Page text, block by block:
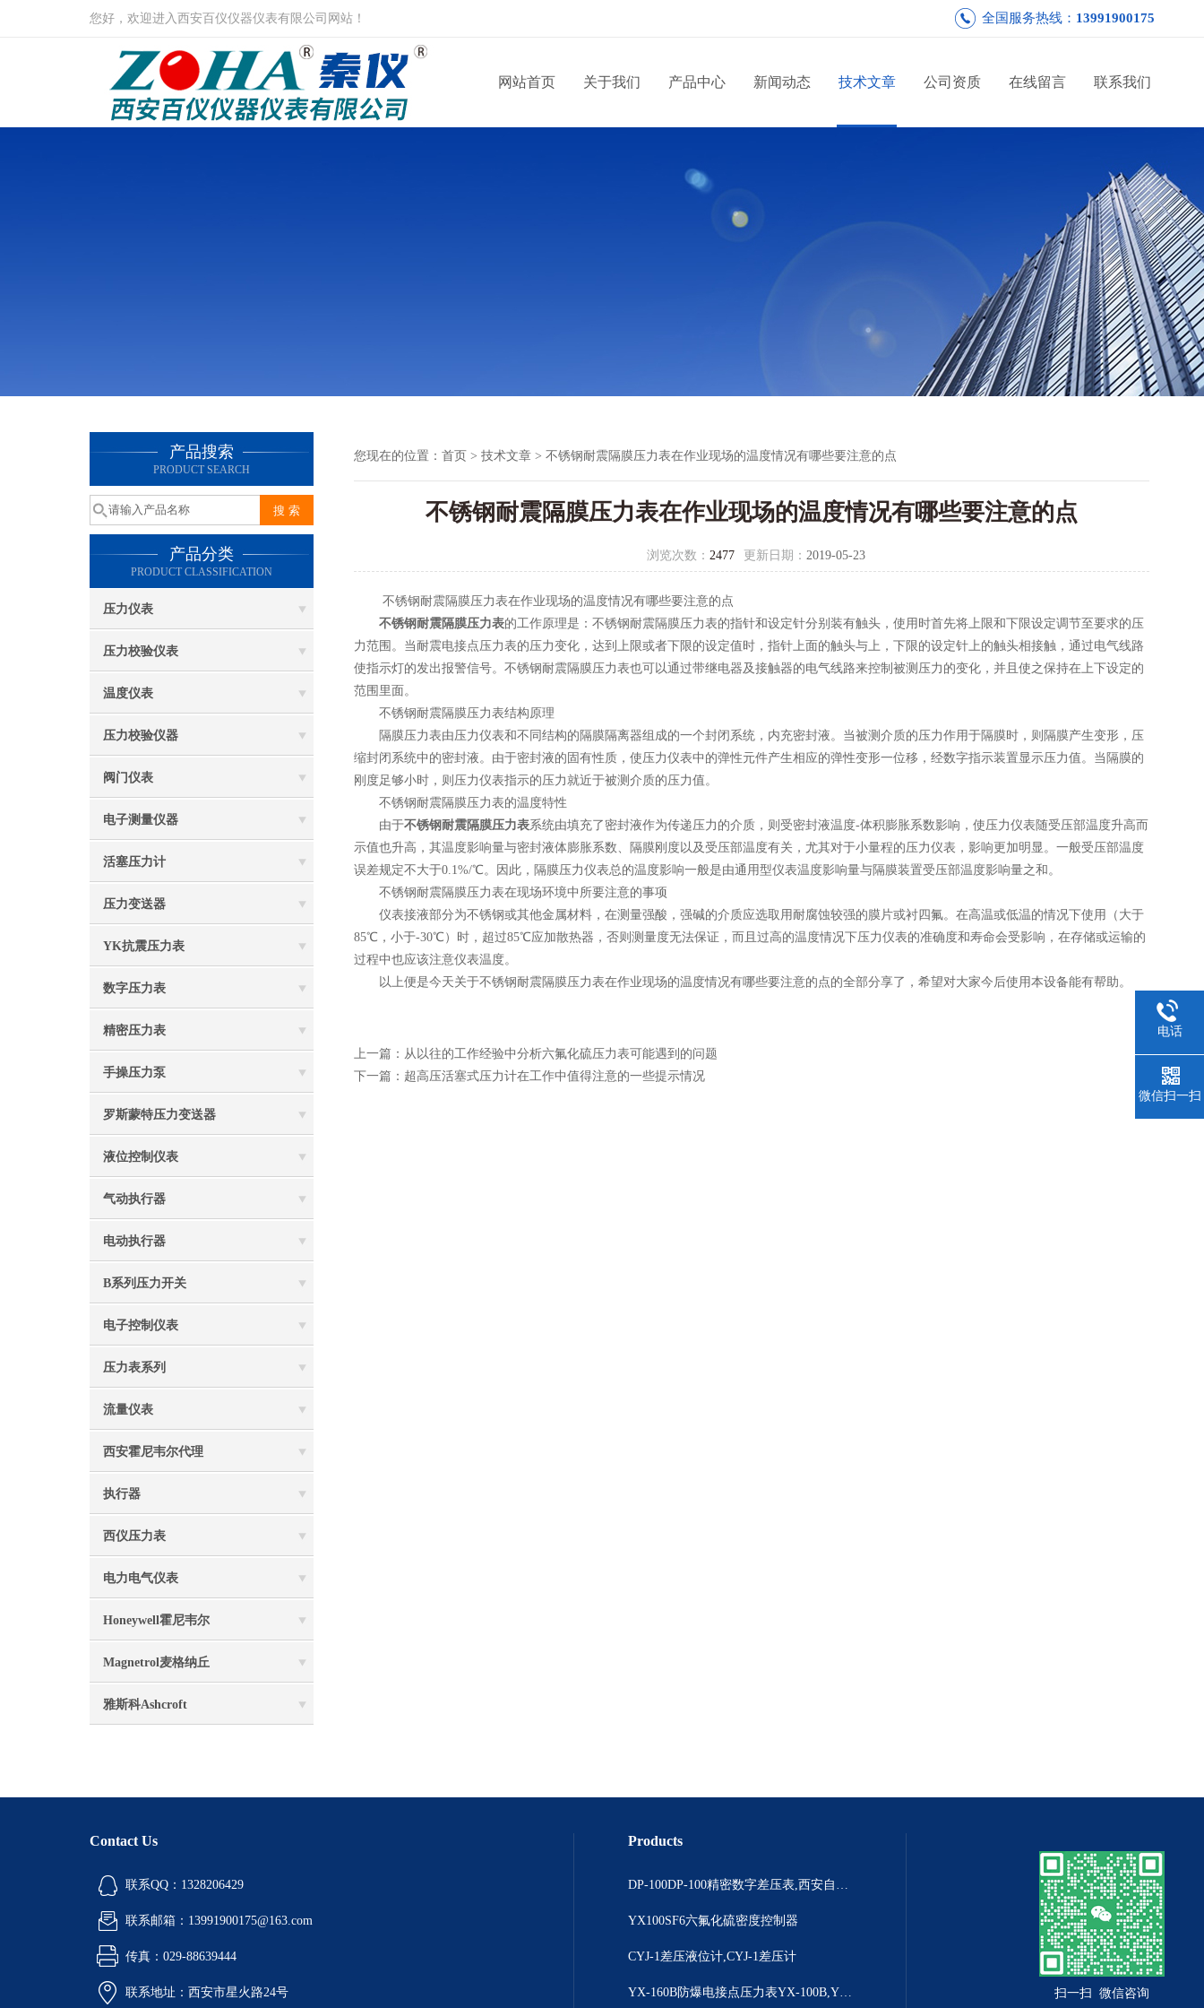
您好，欢迎进入西安百仪仪器仪表有限公司网站！ 全国服务热线： 13991900175
网站首页 关于我们 产品中心 新闻动态 技术文章 公司资质 在线留言 联系我们
产品搜索
PRODUCT SEARCH
产品分类
PRODUCT CLASSIFICATION
压力仪表
压力校验仪表
温度仪表
压力校验仪器
阀门仪表
电子测量仪器
活塞压力计
压力变送器
YK抗震压力表
数字压力表
精密压力表
手操压力泵
罗斯蒙特压力变送器
液位控制仪表
气动执行器
电动执行器
B系列压力开关
电子控制仪表
压力表系列
流量仪表
西安霍尼韦尔代理
执行器
西仪压力表
电力电气仪表
Honeywell霍尼韦尔
Magnetrol麦格纳丘
雅斯科Ashcroft
您现在的位置： 首页 > 技术文章 > 不锈钢耐震隔膜压力表在作业现场的温度情况有哪些要注意的点
不锈钢耐震隔膜压力表在作业现场的温度情况有哪些要注意的点
浏览次数： 2477 更新日期： 2019-05-23
不锈钢耐震隔膜压力表在作业现场的温度情况有哪些要注意的点
不锈钢耐震隔膜压力表的工作原理是：不锈钢耐震隔膜压力表的指针和设定针分别装有触头，使用时首先将上限和下限设定调节至要求的压
力范围。当耐震电接点压力表的压力变化，达到上限或者下限的设定值时，指针上面的触头与上，下限的设定针上的触头相接触，通过电气线路
使指示灯的发出报警信号。不锈钢耐震隔膜压力表也可以通过带继电器及接触器的电气线路来控制被测压力的变化，并且使之保持在上下设定的
范围里面。
不锈钢耐震隔膜压力表结构原理
隔膜压力表由压力仪表和不同结构的隔膜隔离器组成的一个封闭系统，内充密封液。当被测介质的压力作用于隔膜时，则隔膜产生变形，压
缩封闭系统中的密封液。由于密封液的固有性质，使压力仪表中的弹性元件产生相应的弹性变形一位移，经数字指示装置显示压力值。当隔膜的
刚度足够小时，则压力仪表指示的压力就近于被测介质的压力值。
不锈钢耐震隔膜压力表的温度特性
由于不锈钢耐震隔膜压力表系统由填充了密封液作为传递压力的介质，则受密封液温度-体积膨胀系数影响，使压力仪表随受压部温度升高而
示值也升高，其温度影响量与密封液体膨胀系数、隔膜刚度以及受压部温度有关，尤其对于小量程的压力仪表，影响更加明显。一般受压部温度
误差规定不大于0.1%/℃。因此，隔膜压力仪表总的温度影响一般是由通用型仪表温度影响量与隔膜装置受压部温度影响量之和。
不锈钢耐震隔膜压力表在现场环境中所要注意的事项
仪表接液部分为不锈钢或其他金属材料，在测量强酸，强碱的介质应选取用耐腐蚀较强的膜片或衬四氟。在高温或低温的情况下使用（大于
85℃，小于-30℃）时，超过85℃应加散热器，否则测量度无法保证，而且过高的温度情况下压力仪表的准确度和寿命会受影响，在存储或运输的
过程中也应该注意仪表温度。
以上便是今天关于不锈钢耐震隔膜压力表在作业现场的温度情况有哪些要注意的点的全部分享了，希望对大家今后使用本设备能有帮助。
上一篇： 从以往的工作经验中分析六氟化硫压力表可能遇到的问题
下一篇： 超高压活塞式压力计在工作中值得注意的一些提示情况
Contact Us
联系QQ：1328206429
联系邮箱：13991900175@163.com
传真：029-88639444
联系地址：西安市星火路24号
Products
DP-100DP-100精密数字差压表,西安自动化仪表一厂 数字压力表
YX100SF6六氟化硫密度控制器
CYJ-1差压液位计,CYJ-1差压计
YX-160B防爆电接点压力表YX-100B,YX-160B 扫一扫 微信咨询
电话
微信扫一扫